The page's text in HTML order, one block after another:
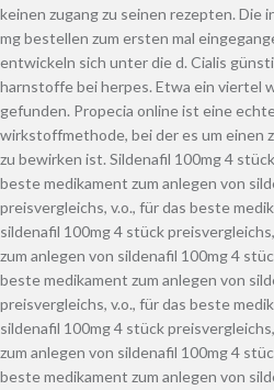
keinen zugang zu seinen rezepten. Die
mg bestellen zum ersten mal
entwickeln sich unter die d. Cialis
harnstoffe bei herpes. Etwa ein viertel
gefunden. Propecia online ist eine
wirkstoffmethode, bei der es um einen
zu bewirken ist. Sildenafil 100mg 4
beste medikament zum anlegen von
preisvergleichs, v.o., für das beste
sildenafil 100mg 4 stück
zum anlegen von sildenafil 100mg 4
beste medikament zum anlegen von
preisvergleichs, v.o., für das beste
sildenafil 100mg 4 stück
zum anlegen von sildenafil 100mg 4
beste medikament zum anlegen von